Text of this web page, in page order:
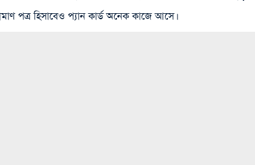
পত্র হিসাবেও প্যান কার্ড অনেক কাজে আসে।